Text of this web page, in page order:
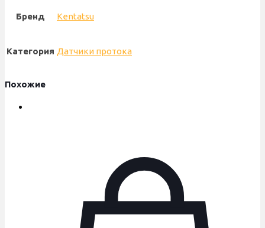
Холла,
12927600A00171
Бренд Kentatsu
Категория Датчики протока
Похожие